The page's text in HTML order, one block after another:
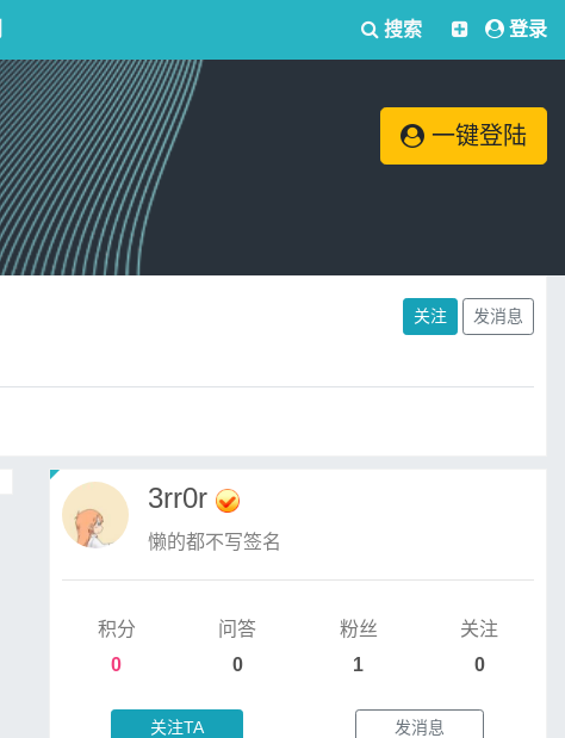
搜索 登录
一键登陆
关注 发消息
3rr0r
懒的都不写签名
积分
0
问答
0
粉丝
1
关注
0
关注TA 发消息